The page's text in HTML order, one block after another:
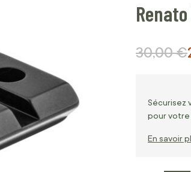
Prix normal
30,00 €
Sécurisez
pour votre
En savoir